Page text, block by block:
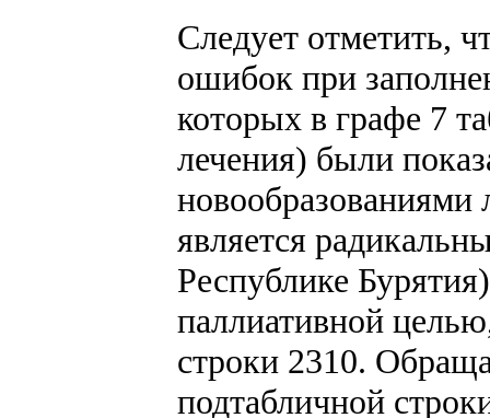
Следует отметить,
ошибок при
которых в графе 7
лечения) были
новообразованиями
является
Республике
паллиативной
строки 2310.
подтабличной